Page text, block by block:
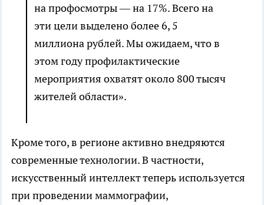
на профосмотры — на 17%. Всего на
эти цели выделено более 6, 5
миллиона рублей. Мы ожидаем, что в
этом году профилактические
мероприятия охватят около 800 тысяч
жителей области».
Кроме того, в регионе активно внедряются
современные технологии. В частности,
искусственный интеллект теперь используется
при проведении маммографии,